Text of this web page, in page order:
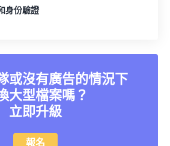
身份驗證
或沒有廣告的情況下
大型檔案嗎？
立即升級
報名